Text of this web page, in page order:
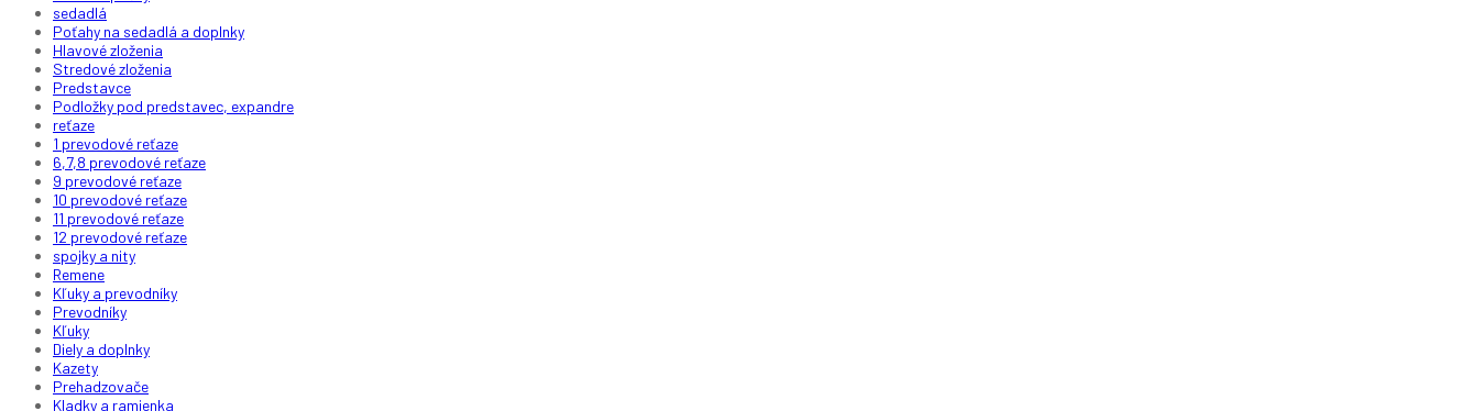
sedadlá
Poťahy na sedadlá a doplnky
Hlavové zloženia
Stredové zloženia
Predstavce
Podložky pod predstavec, expandre
reťaze
1 prevodové reťaze
6,7,8 prevodové reťaze
9 prevodové reťaze
10 prevodové reťaze
11 prevodové reťaze
12 prevodové reťaze
spojky a nity
Remene
Kľuky a prevodníky
Prevodníky
Kľuky
Diely a doplnky
Kazety
Prehadzovače
Kladky a ramienka